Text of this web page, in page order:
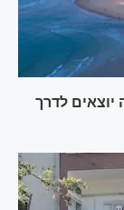
יוצאים לדרך